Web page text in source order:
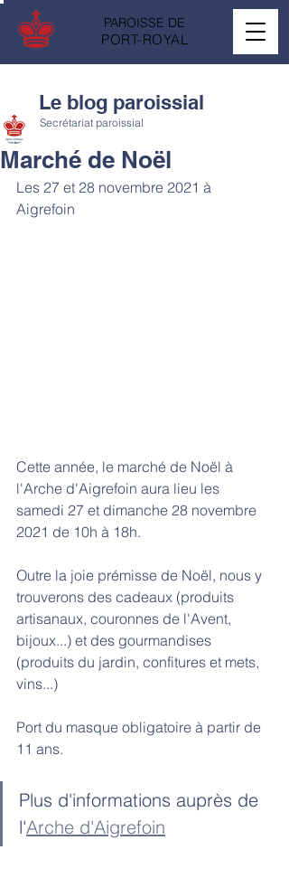
PAROISSE DE
PORT-ROYAL
Marché de Noël
Secrétariat paroissial
Les 27 et 28 novembre 2021 à
Aigrefoin
Cette année, le marché de Noël à
l'Arche d'Aigrefoin aura lieu les
samedi 27 et dimanche 28 novembre
2021 de 10h à 18h.
Outre la joie prémisse de Noël, nous y
trouverons des cadeaux (produits
artisanaux, couronnes de l'Avent,
bijoux...) et des gourmandises
(produits du jardin, confitures et mets,
vins...)
Port du masque obligatoire à partir de
11 ans.
Plus d'informations auprès de
l'Arche d'Aigrefoin
Le blog paroissial